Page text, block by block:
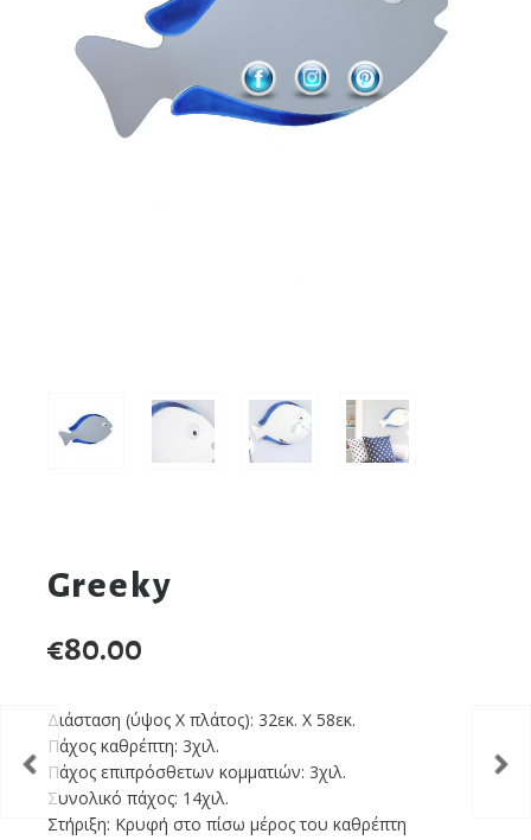
Greeky
€80.00
Διάσταση (ύψος Χ πλάτος): 32εκ. Χ 58εκ.
Πάχος καθρέπτη: 3χιλ.
Πάχος επιπρόσθετων κομματιών: 3χιλ.
Συνολικό πάχος: 14χιλ.
Στήριξη: Κρυφή στο πίσω μέρος του καθρέπτη